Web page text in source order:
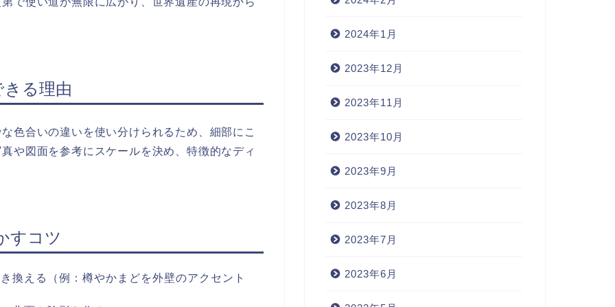
る理由
色合いの違いを使い分けられるため、細部にこ
や図面を参考にスケールを決め、特徴的なディ
すコツ
換える（例：樽やかまどを外壁のアクセント
2024年1月
2023年12月
2023年11月
2023年10月
2023年9月
2023年8月
2023年7月
2023年6月